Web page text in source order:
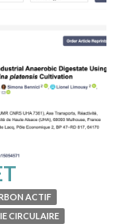
ACTIF
CIRCULAIRE